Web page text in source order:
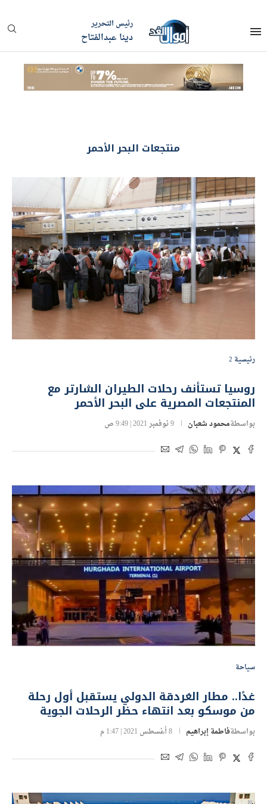
رئيس التحرير
دينا عبدالفتاح
منتجعات البحر الأحمر
رئيسية 2
روسيا تستأنف رحلات الطيران الشارتر مع
المنتجعات المصرية على البحر الأحمر
بواسطةمحمود شعبان 9 نوفمبر 2021 | 9:49 ص
سياحة
غدًا.. مطار الغردقة الدولي يستقبل أول رحلة
من موسكو بعد انتهاء حظر الرحلات الجوية
بواسطةفاطمة إبراهيم 8 أغسطس 2021 | 1:47 م